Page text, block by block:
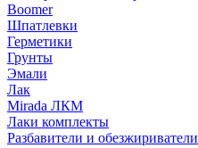
Boomer
Шпатлевки
Герметики
Грунты
Эмали
Лак
Mirada ЛКМ
Лаки комплекты
Разбавители и обезжириватели